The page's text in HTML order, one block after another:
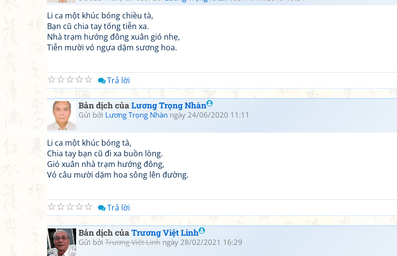
Li ca một khúc bóng chiều tà,
Bạn cũ chia tay tống tiễn xa.
Nhà trạm hướng đông xuân gió nhẹ,
Tiễn mười vó ngựa dặm sương hoa.
☆
☆
☆
☆
☆ Trả lời
Bản dịch củaLương Trọng Nhàn
Gửi bởi Lương Trọng Nhàn ngày 24/06/2020 11:11
Li ca một khúc bóng tà,
Chia tay bạn cũ đi xa buồn lòng.
Gió xuân nhà trạm hướng đông,
Vó câu mười dặm hoa sông lên đường.
☆
☆
☆
☆
☆ Trả lời
Bản dịch củaTrương Việt Linh
Gửi bởi Trương Việt Linh ngày 28/02/2021 16:29